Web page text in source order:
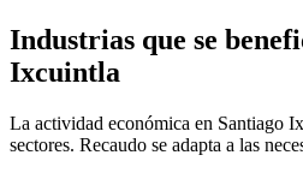
Industrias que se
Ixcuintla
La actividad económica en Santiago
sectores. Recaudo se adapta a las